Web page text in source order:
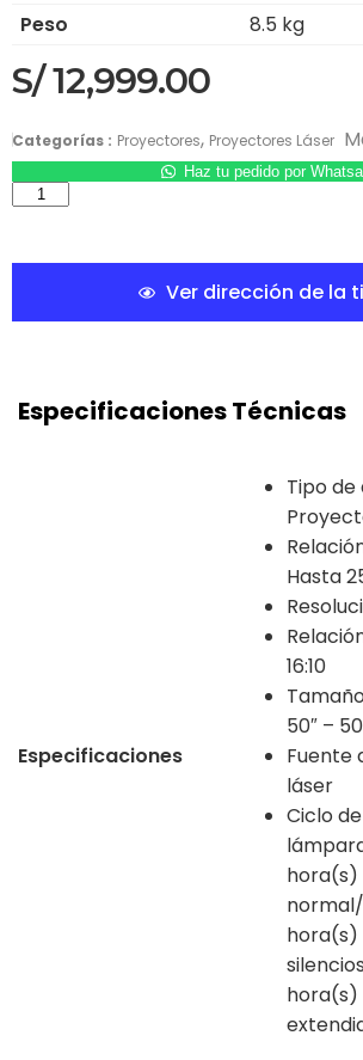
Peso
8.5 kg
S/12,999.00
Categorías : Proyectores, Proyectores Láser
Haz tu pedido por
Ver dirección de la
Especificaciones Técnicas
Especificaciones
Tipo de
Hasta
16:10
50″ –
Fuente
láser
Ciclo
hora(s)
hora(s)
hora(s)